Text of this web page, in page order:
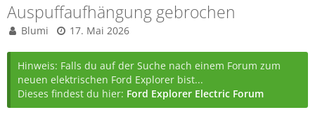
Auspuffaufhängung gebrochen
Blumi 17. Mai 2026
Hinweis: Falls du auf der Suche nach einem Forum zum
neuen elektrischen Ford Explorer bist...
Dieses findest du hier: Ford Explorer Electric Forum